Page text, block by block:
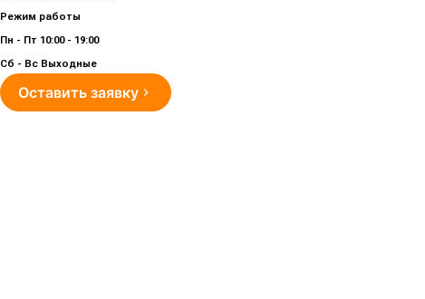
Режим работы
Пн - Пт 10:00 - 19:00
Сб - Вс Выходные
Оставить заявку